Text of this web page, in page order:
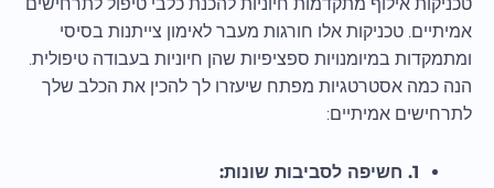
אמיתיים. טכניקות אלו חורגות מעבר לאימון צייתנות בסיסי
ומתמקדות במיומנויות ספציפיות שהן חיוניות בעבודה טיפולית.
הנה כמה אסטרטגיות מפתח שיעזרו לך להכין את הכלב שלך
לתרחישים אמיתיים:
1. חשיפה לסביבות שונות: